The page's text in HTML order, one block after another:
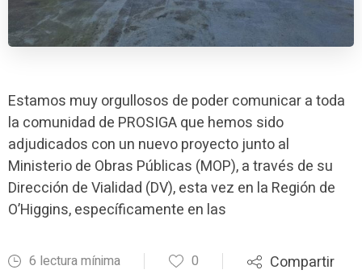
Estamos muy orgullosos de poder comunicar a toda
la comunidad de PROSIGA que hemos sido
adjudicados con un nuevo proyecto junto al
Ministerio de Obras Públicas (MOP), a través de su
Dirección de Vialidad (DV), esta vez en la Región de
O’Higgins, específicamente en las
6 lectura mínima 0 Compartir